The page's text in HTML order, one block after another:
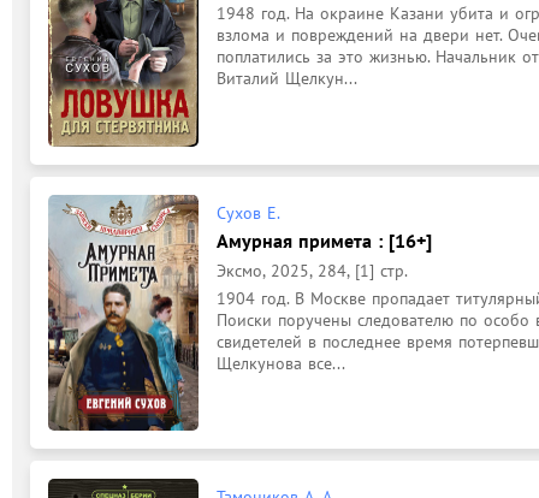
1948 год. На окраине Казани убита и
взлома и повреждений на двери нет.
поплатились за это жизнью. Начальник
Виталий Щелкун...
Сухов Е.
Амурная примета : [16+]
Эксмо, 2025, 284, [1] стр.
1904 год. В Москве пропадает
Поиски поручены следователю по
свидетелей в последнее время
Щелкунова все...